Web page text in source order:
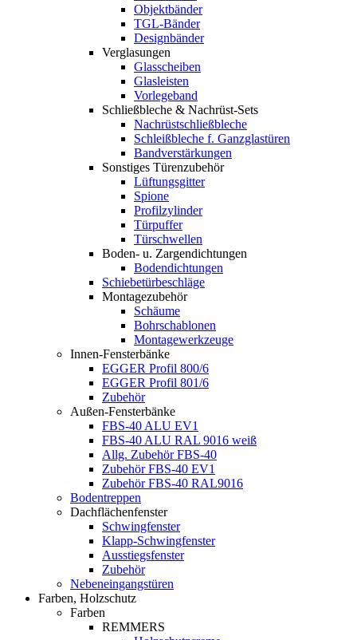
Objektbänder
TGL-Bänder
Designbänder
Verglasungen
Glasscheiben
Glasleisten
Vorlegeband
Schließbleche & Nachrüst-Sets
Nachrüstschließbleche
Schleißbleche f. Ganzglastüren
Bandverstärkungen
Sonstiges Türenzubehör
Lüftungsgitter
Spione
Profilzylinder
Türpuffer
Türschwellen
Boden- u. Zargendichtungen
Bodendichtungen
Schiebetürbeschläge
Montagezubehör
Schäume
Bohrschablonen
Montagewerkzeuge
Innen-Fensterbänke
EGGER Profil 800/6
EGGER Profil 801/6
Zubehör
Außen-Fensterbänke
FBS-40 ALU EV1
FBS-40 ALU RAL 9016 weiß
Allg. Zubehör FBS-40
Zubehör FBS-40 EV1
Zubehör FBS-40 RAL9016
Bodentreppen
Dachflächenfenster
Schwingfenster
Klapp-Schwingfenster
Ausstiegsfenster
Zubehör
Nebeneingangstüren
Farben, Holzschutz
Farben
REMMERS